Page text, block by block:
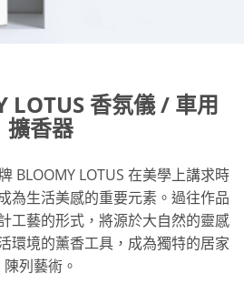
LOTUS 香氛儀 / 車用
擴香器
BLOOMY LOTUS 在美學上講求時
為生活美感的重要元素。過往作品
工藝的形式，將源於大自然的靈感
環境的薰香工具，成為獨特的居家
陳列藝術。